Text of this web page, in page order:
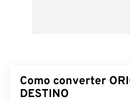
Como converter
DESTINO